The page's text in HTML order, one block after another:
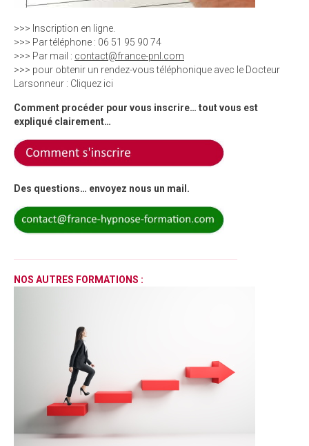
>>> Inscription en ligne.
>>> Par téléphone : 06 51 95 90 74
>>> Par mail : contact@france-pnl.com
>>> pour obtenir un rendez-vous téléphonique avec le Docteur
Larsonneur : Cliquez ici
Comment procéder pour vous inscrire… tout vous est
expliqué clairement…
Des questions… envoyez nous un mail.
NOS AUTRES FORMATIONS :